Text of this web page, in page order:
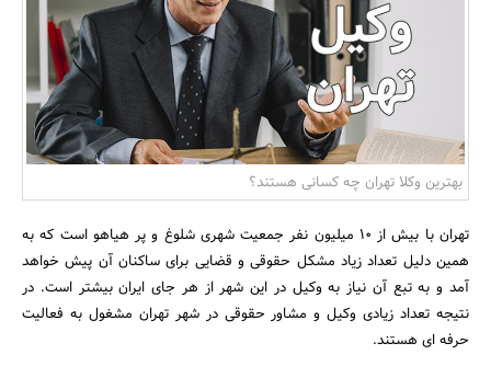
بانک، بیمه و سرمایه
مسکن و ساختمان
بهترین وکلا تهران چه کسانی هستند؟
تهران با بیش از 10 میلیون نفر جمعیت شهری شلوغ و پر هیاهو است که به
همین دلیل تعداد زیاد مشکل حقوقی و قضایی برای ساکنان آن پیش خواهد
آمد و به تبع آن نیاز به وکیل در این شهر از هر جای ایران بیشتر است. در
نتیجه تعداد زیادی وکیل و مشاور حقوقی در شهر تهران مشغول به فعالیت
حرفه ای هستند.